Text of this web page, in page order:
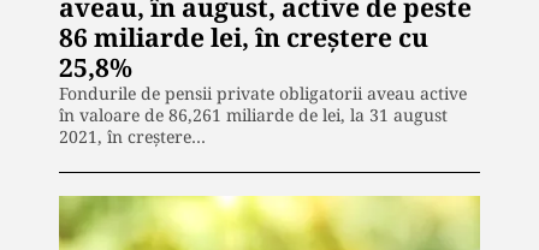
86 miliarde lei, în creștere cu
25,8%
Fondurile de pensii private obligatorii aveau active
în valoare de 86,261 miliarde de lei, la 31 august
2021, în creştere…